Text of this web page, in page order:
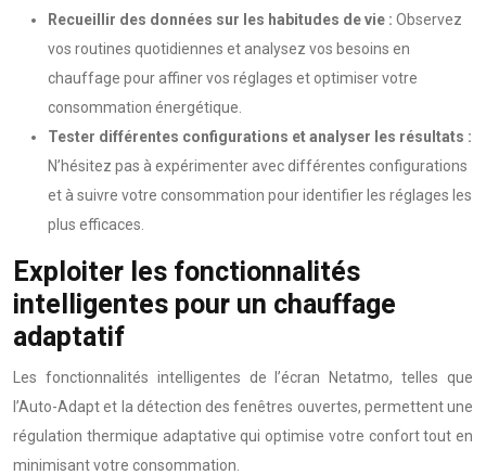
Recueillir des données sur les habitudes de vie : Observez
vos routines quotidiennes et analysez vos besoins en
chauffage pour affiner vos réglages et optimiser votre
consommation énergétique.
Tester différentes configurations et analyser les résultats :
N’hésitez pas à expérimenter avec différentes configurations
et à suivre votre consommation pour identifier les réglages les
plus efficaces.
Exploiter les fonctionnalités
intelligentes pour un chauffage
adaptatif
Les fonctionnalités intelligentes de l’écran Netatmo, telles que
l’Auto-Adapt et la détection des fenêtres ouvertes, permettent une
régulation thermique adaptative qui optimise votre confort tout en
minimisant votre consommation.